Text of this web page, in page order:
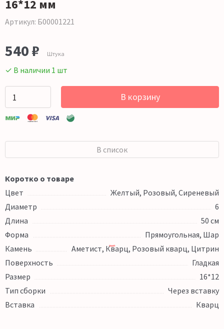
16*12 мм
Артикул: Б00001221
540 ₽ Штука
✓ В наличии 1 шт
В корзину
В список
Коротко о товаре
Цвет
Желтый, Розовый, Сиреневый
Диаметр
6
Длина
50 см
Форма
Прямоугольная, Шар
Камень
Аметист, Кварц, Розовый кварц, Цитрин
Поверхность
Гладкая
Размер
16*12
Тип сборки
Через вставку
Вставка
Кварц